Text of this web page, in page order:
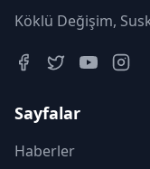
Köklü Değişim,
Sayfalar
Haberler